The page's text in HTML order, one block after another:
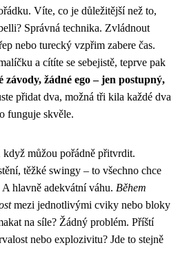
Víte, co je důležitější než to,
Správná technika. Zvládnout
nebo turecký vzpřim zabere čas.
a cítíte se sebejistě, teprve pak
závody, žádné ego – jen postupný,
přidat dva, možná tři kila každé dva
funguje skvěle.
můžou pořádně přitvrdit.
těžké swingy – to všechno chce
hlavně adekvátní váhu. Během
mezi jednotlivými cviky nebo bloky
na síle? Žádný problém. Příští
nebo explozivitu? Jde to stejně